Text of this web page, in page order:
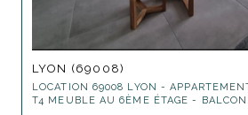
LYON (69008)
LOCATION 69008 LYON -
T4 MEUBLE AU 6ÈME ÉTAGE -